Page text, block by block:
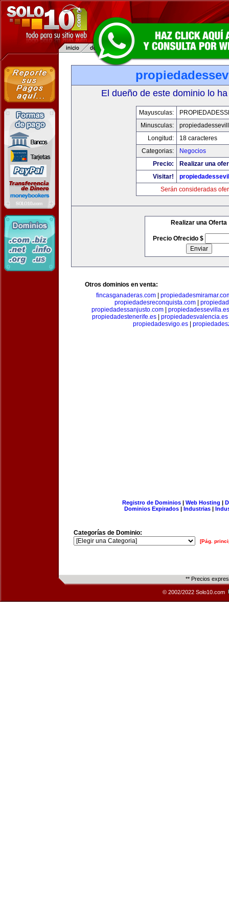
El dueño de este dominio lo
Mayusculas:
Minusculas:
Longitud:
18 caracteres
Categorias:
Negocios
Precio:
Realizar una
Visitar!
Serán consideradas
Realizar una Oferta
Precio Ofrecido $
Otros dominios en venta:
fincasganaderas.com
propiedadesreconquista.com
propiedadessanjusto.com| propiedadessevilla.es
propiedadestenerife.es| propiedadesvalencia.es
propiedadesvigo.es|
Registro de Dominios| Web Hosting |
Dominios Expirados | Industrias |
Categorías de Dominio:
[Pág.
** Precios
© 2002/2022 Solo10.com